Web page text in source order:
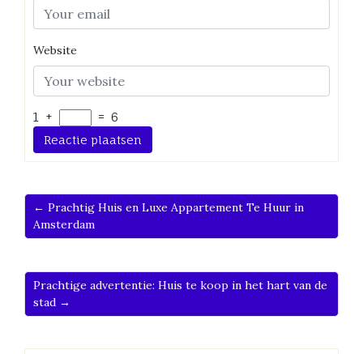
Website
1 + = 6
← Prachtig Huis en Luxe Appartement Te Huur in
Amsterdam
Prachtige advertentie: Huis te koop in het hart van de
stad →